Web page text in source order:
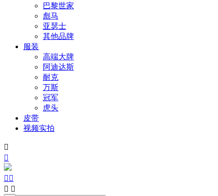
巴黎世家
彪马
亚瑟士
其他品牌
服装
高端大牌
阿迪达斯
耐克
万斯
冠军
虎头
皮带
视频实拍


 
 